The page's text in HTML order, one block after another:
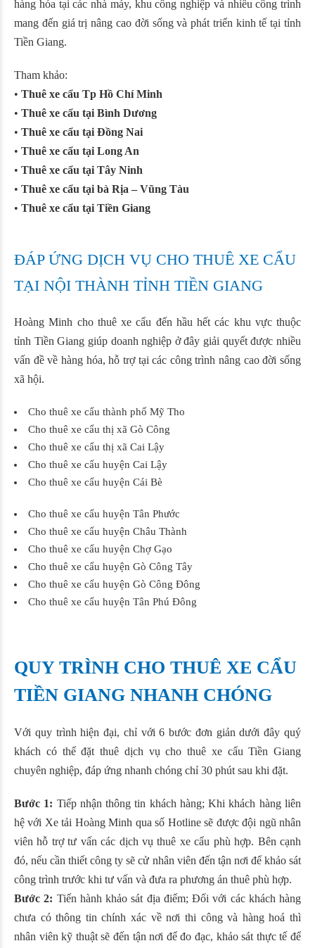
hàng hóa tại các nhà máy, khu công nghiệp và nhiều công trình
mang đến giá trị nâng cao đời sống và phát triển kinh tế tại tỉnh
Tiền Giang.
Tham khảo:
• Thuê xe cẩu Tp Hồ Chí Minh
• Thuê xe cẩu tại Bình Dương
• Thuê xe cẩu tại Đồng Nai
• Thuê xe cẩu tại Long An
• Thuê xe cẩu tại Tây Ninh
• Thuê xe cẩu tại bà Rịa – Vũng Tàu
• Thuê xe cẩu tại Tiền Giang
ĐÁP ỨNG DỊCH VỤ CHO THUÊ XE CẨU
TẠI NỘI THÀNH TỈNH TIỀN GIANG
Hoàng Minh cho thuê xe cẩu đến hầu hết các khu vực thuộc
tỉnh Tiền Giang giúp doanh nghiệp ở đây giải quyết được nhiều
vấn đề về hàng hóa, hỗ trợ tại các công trình nâng cao đời sống
xã hội.
Cho thuê xe cẩu thành phố Mỹ Tho
Cho thuê xe cẩu thị xã Gò Công
Cho thuê xe cẩu thị xã Cai Lậy
Cho thuê xe cẩu huyện Cai Lậy
Cho thuê xe cẩu huyện Cái Bè
Cho thuê xe cẩu huyện Tân Phước
Cho thuê xe cẩu huyện Châu Thành
Cho thuê xe cẩu huyện Chợ Gạo
Cho thuê xe cẩu huyện Gò Công Tây
Cho thuê xe cẩu huyện Gò Công Đông
Cho thuê xe cẩu huyện Tân Phú Đông
QUY TRÌNH CHO THUÊ XE CẨU
TIỀN GIANG NHANH CHÓNG
Với quy trình hiện đại, chỉ với 6 bước đơn giản dưới đây quý
khách có thể đặt thuê dịch vụ cho thuê xe cẩu Tiền Giang
chuyên nghiệp, đáp ứng nhanh chóng chỉ 30 phút sau khi đặt.
Bước 1: Tiếp nhận thông tin khách hàng; Khi khách hàng liên
hệ với Xe tải Hoàng Minh qua số Hotline sẽ được đội ngũ nhân
viên hỗ trợ tư vấn các dịch vụ thuê xe cẩu phù hợp. Bên cạnh
đó, nếu cần thiết công ty sẽ cử nhân viên đến tận nơi để khảo sát
công trình trước khi tư vấn và đưa ra phương án thuê phù hợp.
Bước 2: Tiến hành khảo sát địa điểm; Đối với các khách hàng
chưa có thông tin chính xác về nơi thi công và hàng hoá thì
nhân viên kỹ thuật sẽ đến tận nơi để đo đạc, khảo sát thực tế để